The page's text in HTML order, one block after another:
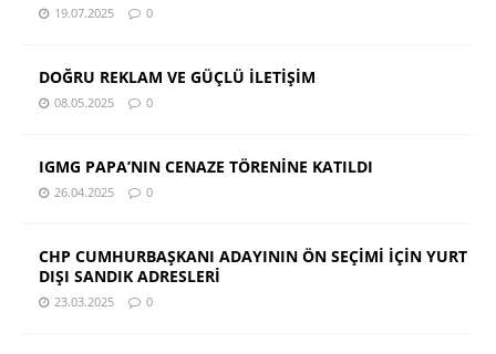
19.07.2025 0
DOĞRU REKLAM VE GÜÇLÜ İLETİŞİM
08.05.2025 0
IGMG PAPA’NIN CENAZE TÖRENİNE KATILDI
26.04.2025 0
CHP CUMHURBAŞKANI ADAYININ ÖN SEÇİMİ İÇİN YURT
DIŞI SANDIK ADRESLERİ
23.03.2025 0